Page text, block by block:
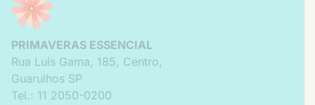
PRIMAVERAS ESSENCIAL
Rua Luís Gama, 185, Centro,
Guarulhos SP
Tel.: 11 2050-0200